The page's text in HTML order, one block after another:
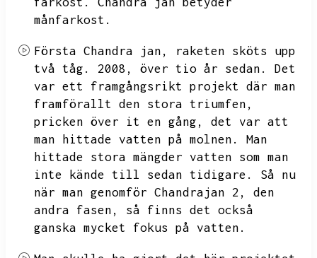
månfarkost.
Första Chandra jan,
raketen sköts upp
två tåg.
2008, över tio år sedan.
Det
var ett framgångsrikt projekt där man
framförallt den stora triumfen,
pricken över it en gång,
det var att
man hittade vatten på molnen.
Man
hittade stora mängder vatten som man
inte kände till sedan tidigare.
Så nu
när man genomför Chandrajan 2,
den
andra fasen,
så finns det också
ganska mycket fokus på vatten.